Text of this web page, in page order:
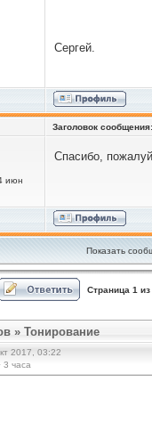
Сергей.
Заголовок сообщения:
июн
Спасибо,
Показать
Страница 1 из
» Тонирование
2017, 03:22
3 часа